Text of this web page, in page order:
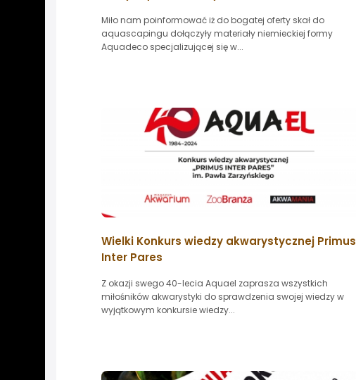
Miło nam poinformować iż do bogatej oferty skał do
aquascapingu dołączyły materiały niemieckiej formy
Aquadeco specjalizującej się w...
Wielki Konkurs wiedzy akwarystycznej Primus
Inter Pares
Z okazji swego 40-lecia Aquael zaprasza wszystkich
miłośników akwarystyki do sprawdzenia swojej wiedzy w
wyjątkowym konkursie wiedzy...